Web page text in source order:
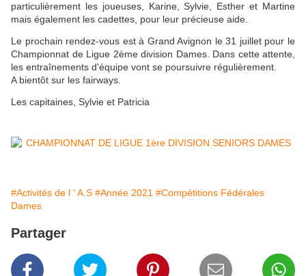
particulièrement les joueuses, Karine, Sylvie, Esther et Martine
mais également les cadettes, pour leur précieuse aide.
Le prochain rendez-vous est à Grand Avignon le 31 juillet pour le
Championnat de Ligue 2ème division Dames. Dans cette attente,
les entraînements d'équipe vont se poursuivre régulièrement.
A bientôt sur les fairways.
Les capitaines, Sylvie et Patricia
#Activités de l ' A.S #Année 2021 #Compétitions Fédérales
Dames
Partager